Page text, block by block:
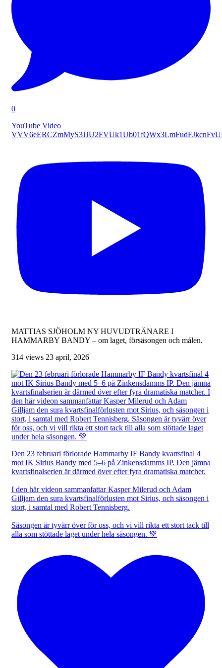
0
YouTube Video
MATTIAS SJÖHOLM NY HUVUDTRÄNARE I
HAMMARBY BANDY – om laget, försäsongen och målen.
314 views 23 april, 2026
Den 23 februari förlorade Hammarby IF Bandy kvartsfinal 4
mot IK Sirius Bandy med 5–6 på Zinkensdamms IP. Den jämna
kvartsfinalserien är därmed över efter fyra dramatiska matcher.
I den här videon sammanfattar Kasper Milerud och Adam
Gilljam den sura kvartsfinalförlusten mot Sirius, och säsongen i
stort, i samtal med Robert Tennisberg.
Säsongen är tyvärr över för oss, och vi vill rikta ett stort tack till
alla som stöttade laget under hela säsongen. 💚